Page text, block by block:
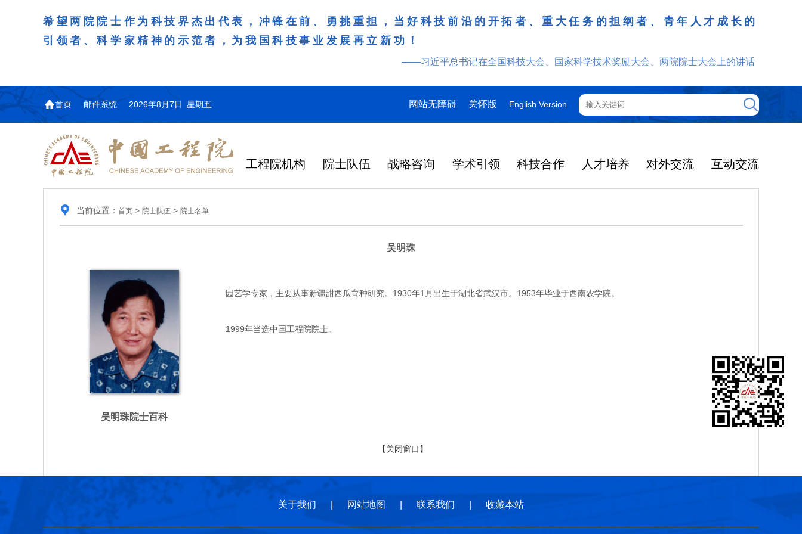
希望两院院士作为科技界杰出代表，冲锋在前、勇挑重担，当好科技前沿的开拓者、重大任务的担纲者、青年人才成长的
引领者、科学家精神的示范者，为我国科技事业发展再立新功！
——习近平总书记在全国科技大会、国家科学技术奖励大会、两院院士大会上的讲话
首页 邮件系统 2026年8月7日 星期五 网站无障碍 关怀版 English Version
工程院机构 院士队伍 战略咨询 学术引领 科技合作 人才培养 对外交流 互动交流
当前位置： 首页> 院士队伍 > 院士名单
吴明珠
吴明珠院士百科
园艺学专家，主要从事新疆甜西瓜育种研究。1930年1月出生于湖北省武汉市。1953年毕业于西南农学院。
1999年当选中国工程院院士。
【关闭窗口】
关于我们 网站地图 联系我们 收藏本站